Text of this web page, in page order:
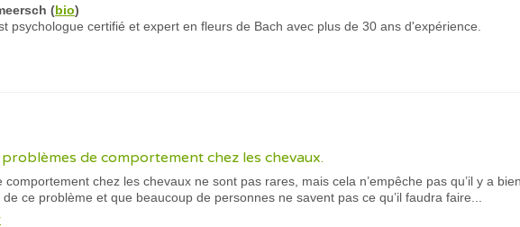
(bio)
psychologue certifié et expert en fleurs de Bach avec plus de 30 ans d'expérience.
de comportement chez les chevaux.
comportement chez les chevaux ne sont pas rares, mais cela n’empêche pas qu’il y a
ce problème et que beaucoup de personnes ne savent pas ce qu’il faudra faire...